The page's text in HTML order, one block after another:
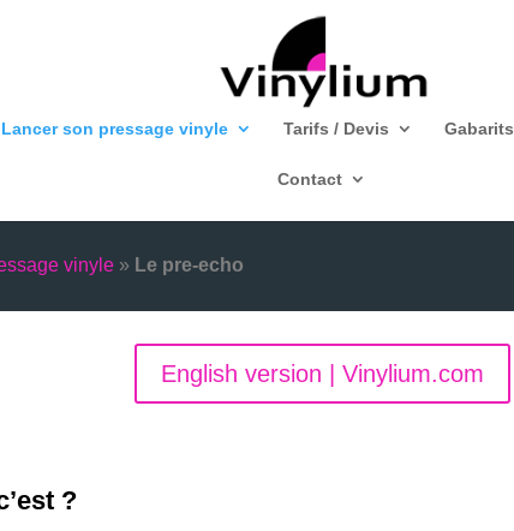
Lancer son pressage vinyle Tarifs / Devis Gabarits
Contact
vinyle » Le pre-echo
English version | Vinylium.com
?